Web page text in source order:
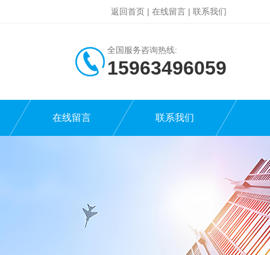
返回首页 | 在线留言 | 联系我们
全国服务咨询热线:
15963496059
在线留言 联系我们